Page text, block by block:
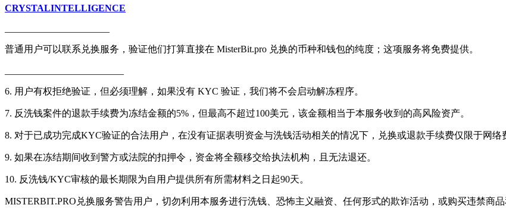
CRYSTALINTELLIGENCE
普通用户可以联系兑换服务，验证他们打算直接在 MisterBit.pro 兑换的币种和钱包的纯度；这项服务将免费提供。
6. 用户有权拒绝验证，但必须理解，如果没有 KYC 验证，我们将不会启动解冻程序。
7. 反洗钱案件的退款手续费为冻结金额的5%，但最高不超过100美元，该金额相当于本服务收到的高风险资产。
8. 对于已成功完成KYC验证的合法用户，在没有证据表明资金与洗钱活动相关的情况下，兑换或退款手续费仅限于网络
9. 如果在冻结期间收到警方或法院的扣押令，资金将全额移交给执法机构，且无法退还。
10. 反洗钱/KYC审核的最长期限为自用户提供所有所需材料之日起90天。
MISTERBIT.PRO兑换服务警告用户，切勿利用本服务进行洗钱、恐怖主义融资、任何形式的欺诈活动，或购买违禁商品